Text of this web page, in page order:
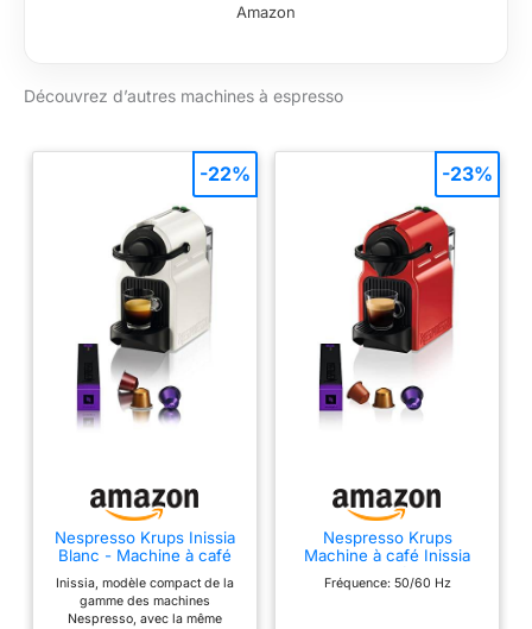
Amazon
Découvrez d’autres machines à espresso
Nespresso Krups Inissia
Blanc - Machine à café
bienvenue
Inissia, modèle compact de la
gamme des machines
Nespresso, avec la même
-22%
Nespresso Krups
Machine à café Inissia
Espresso YY1531FD
Fréquence: 50/60 Hz
-23%